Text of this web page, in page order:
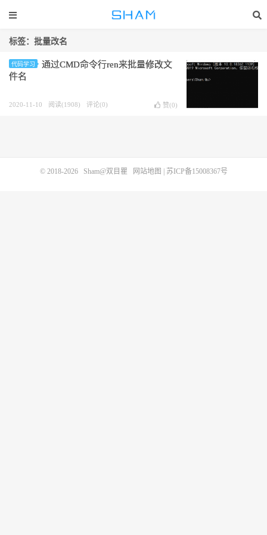
标签：批量改名
代码学习
通过CMD命令行ren来批量修改文
件名
2020-11-10 阅读(1908) 评论(0) 赞(0)
© 2018-2026 Sham@双目瞿 网站地图 苏ICP备15008367号